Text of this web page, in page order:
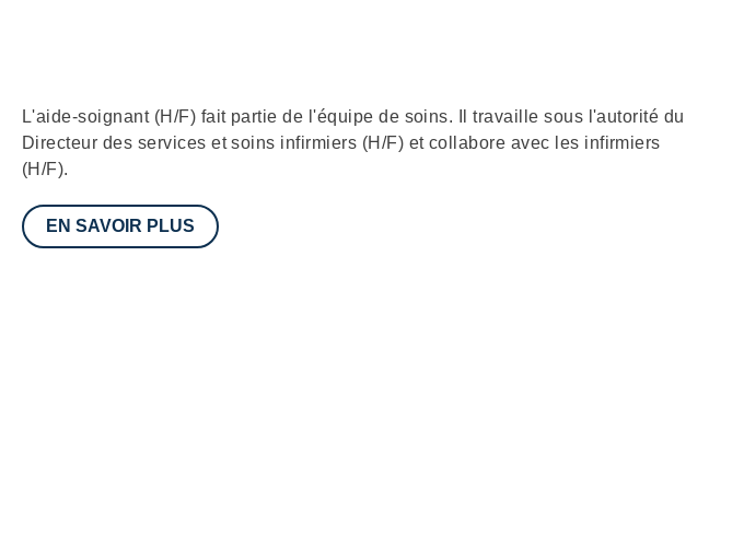
Description
L'aide-soignant (H/F) fait partie de l'équipe de soins. Il travaille sous l'autorité du
Directeur des services et soins infirmiers (H/F) et collabore avec les infirmiers
(H/F).
EN SAVOIR PLUS